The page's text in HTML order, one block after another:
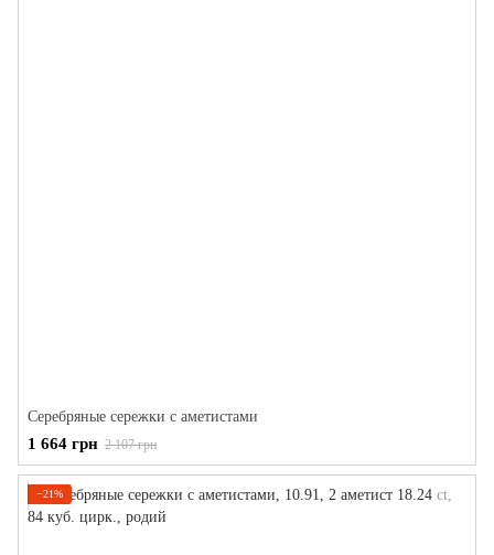
Серебряные сережки с аметистами
1 664 грн 2 107 грн
−21%